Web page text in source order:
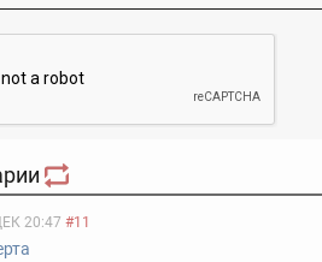
20:47 #11